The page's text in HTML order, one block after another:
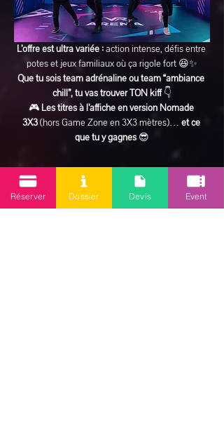
L’offre est ultra variée : action intense, défis entre
potes et jeux familiaux où ça rigole fort 😆✨
Que tu sois team adrénaline ou team “ambiance
chill”, tu vas trouver TON kiff 👇
🎮 Les titres à l’affiche en version Nomade
3X3 (hors Game Zone en 3X3 mètres)… et ce
que tu y gagnes 😎
En lire plus >
Réserver Dossier Devis Event